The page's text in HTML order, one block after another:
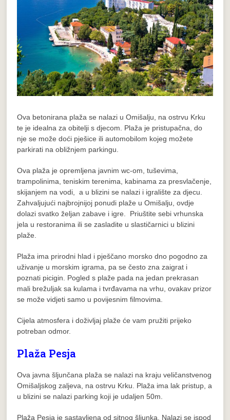
Ova betonirana plaža se nalazi u Omišalju, na ostrvu Krku
te je idealna za obitelji s djecom. Plaža je pristupačna, do
nje se može doći pješice ili automobilom kojeg možete
parkirati na obližnjem parkingu.
Ova plaža je opremljena javnim wc-om, tuševima,
trampolinima, teniskim terenima, kabinama za presvlačenje,
skijanjem na vodi, a u blizini se nalazi i igralište za djecu.
Zahvaljujući najbrojnijoj ponudi plaže u Omišalju, ovdje
dolazi svatko željan zabave i igre. Priuštite sebi vrhunska
jela u restoranima ili se zasladite u slastičarnici u blizini
plaže.
Plaža ima prirodni hlad i pješčano morsko dno pogodno za
uživanje u morskim igrama, pa se često zna zaigrat i
poznati picigin. Pogled s plaže pada na jedan prekrasan
mali brežuljak sa kulama i tvrđavama na vrhu, ovakav prizor
se može vidjeti samo u povijesnim filmovima.
Cijela atmosfera i doživljaj plaže će vam pružiti prijeko
potreban odmor.
Plaža Pesja
Ova javna šljunčana plaža se nalazi na kraju veličanstvenog
Omišaljskog zaljeva, na ostrvu Krku. Plaža ima lak pristup, a
u blizini se nalazi parking koji je udaljen 50m.
Plaža Pesja je sastavljena od sitnog šljunka. Nalazi se ispod